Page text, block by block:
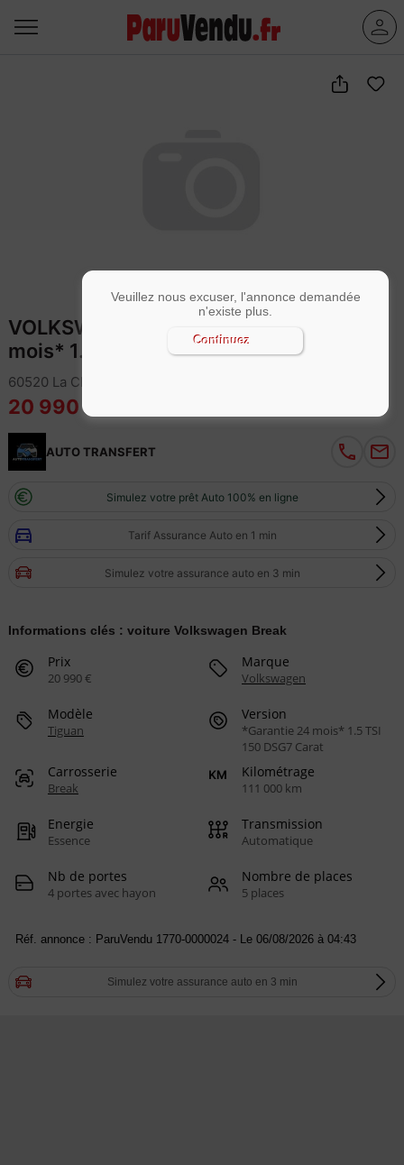
VOLKSWAGEN TIGUAN *Garantie 24
mois* 1.5 TSI 150 DSG7 Carat
60520 La Chapelle-en-Serval
20 990 €
AUTO TRANSFERT
Simulez votre prêt Auto 100% en ligne
Tarif Assurance Auto en 1 min
Simulez votre assurance auto en 3 min
Informations clés : voiture Volkswagen Break
Prix
20 990 €
Marque
Volkswagen
Modèle
Tiguan
Version
*Garantie 24 mois* 1.5 TSI
150 DSG7 Carat
Carrosserie
Break
Kilométrage
111 000 km
Energie
Essence
Transmission
Automatique
Nb de portes
4 portes avec hayon
Nombre de places
5 places
Réf. annonce : ParuVendu 1770-0000024 - Le 06/08/2026 à 04:43
Simulez votre assurance auto en 3 min
Veuillez nous excuser, l'annonce demandée
n'existe plus.
Continuez